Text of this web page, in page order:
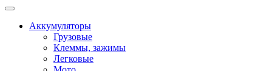
Аккумуляторы
Грузовые
Клеммы, зажимы
Легковые